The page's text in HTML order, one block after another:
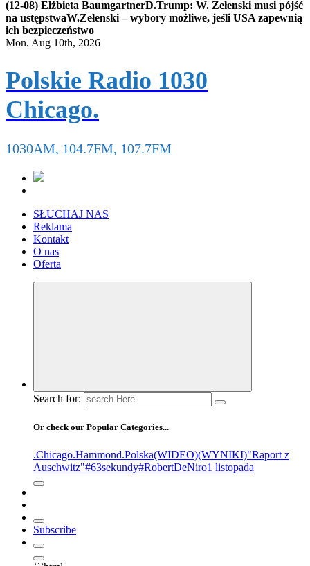
(12-08) Elżbieta BaumgartnerD.Trump: W. Zełenski musi pójść
na ustępstwaW.Zełenski – wybory możliwe, jeśli USA zapewnią
ich bezpieczeństwo
Mon. Aug 10th, 2026
Polskie Radio 1030
Chicago.
1030AM, 104.7FM, 107.7FM
SŁUCHAJ NAS
Reklama
Kontakt
O nas
Oferta
Search for:
Or check our Popular Categories...
.Chicago.Hammond.Polska(WIDEO)(WYNIKI)"Raport z
Auschwitz"#63sekundy#RobertDeNiro1 listopada
Subscribe